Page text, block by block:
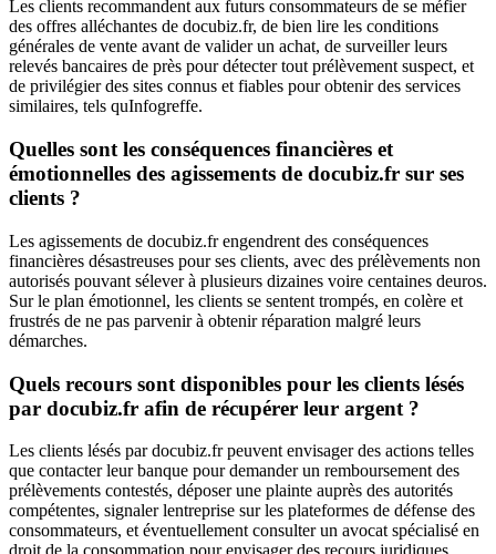
Les clients recommandent aux futurs consommateurs de se méfier
des offres alléchantes de docubiz.fr, de bien lire les conditions
générales de vente avant de valider un achat, de surveiller leurs
relevés bancaires de près pour détecter tout prélèvement suspect, et
de privilégier des sites connus et fiables pour obtenir des services
similaires, tels quInfogreffe.
Quelles sont les conséquences financières et
émotionnelles des agissements de docubiz.fr sur ses
clients ?
Les agissements de docubiz.fr engendrent des conséquences
financières désastreuses pour ses clients, avec des prélèvements non
autorisés pouvant sélever à plusieurs dizaines voire centaines deuros.
Sur le plan émotionnel, les clients se sentent trompés, en colère et
frustrés de ne pas parvenir à obtenir réparation malgré leurs
démarches.
Quels recours sont disponibles pour les clients lésés
par docubiz.fr afin de récupérer leur argent ?
Les clients lésés par docubiz.fr peuvent envisager des actions telles
que contacter leur banque pour demander un remboursement des
prélèvements contestés, déposer une plainte auprès des autorités
compétentes, signaler lentreprise sur les plateformes de défense des
consommateurs, et éventuellement consulter un avocat spécialisé en